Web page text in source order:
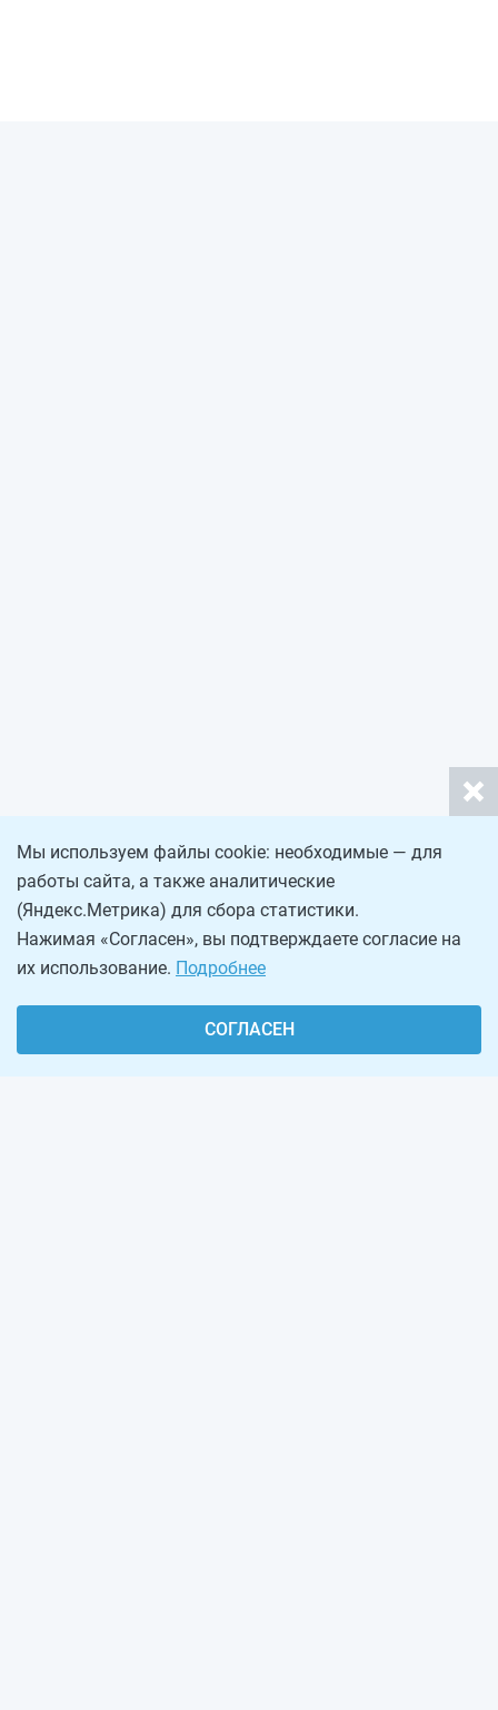
Мы используем файлы cookie: необходимые — для
работы сайта, а также аналитические
(Яндекс.Метрика) для сбора статистики.
Нажимая «Согласен», вы подтверждаете согласие на
их использование. Подробнее
СОГЛАСЕН